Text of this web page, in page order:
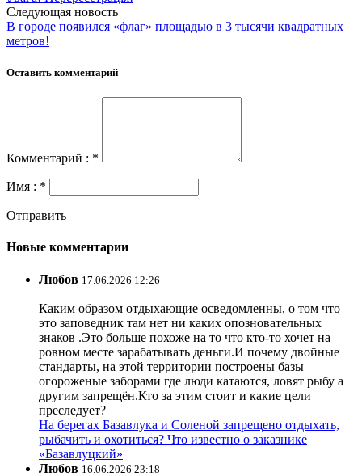
Следующая новость
В городе появился «флаг» площадью в 3 тысячи квадратных
метров!
Оставить комментарий
Комментарий : *
Имя : *
Отправить
Новые комментарии
Любов 17.06.2026 12:26
Каким образом отдыхающие осведомленны, о том что
это заповедник там нет ни каких опозновательных
знаков .Это больше похоже на то что кто-то хочет на
ровном месте зарабатывать деньги.И почему двойные
стандарты, на этой территории построены базы
огороженые заборами где люди катаются, ловят рыбу а
другим запрещён.Кто за этим стоит и какие цели
преследует?
На берегах Базавлука и Соленой запрещено отдыхать,
рыбачить и охотиться? Что известно о заказнике
«Базавлуцкий»
Любов 16.06.2026 23:18